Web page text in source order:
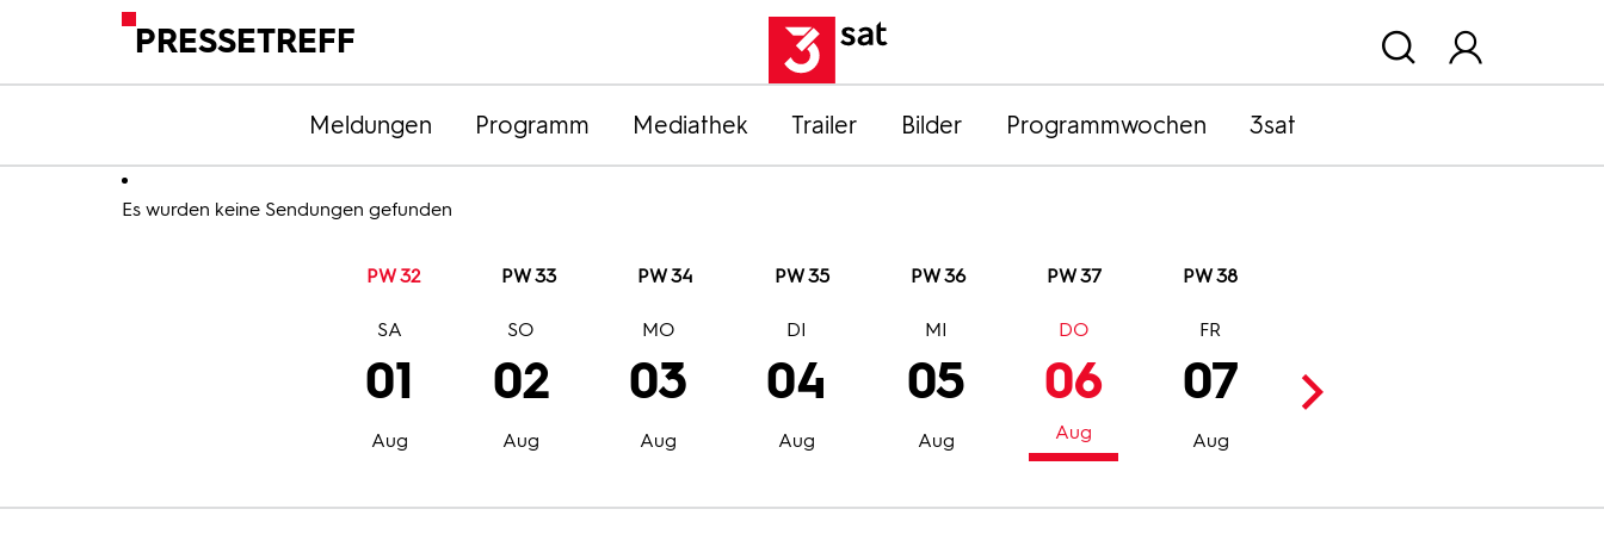
PRESSETREFF
Meldungen Programm Mediathek Trailer Bilder Programmwochen 3sat
Es wurden keine Sendungen gefunden
PW 32 PW 33 PW 34 PW 35 PW 36 PW 37 PW 38
01
Aug
SA
02
Aug
SO
03
Aug
MO
04
Aug
DI
05
Aug
MI
06
Aug
DO
07
Aug
FR
08